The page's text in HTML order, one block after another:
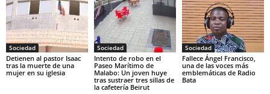
Sociedad
‎Detienen al pastor Isaac
tras la muerte de una
mujer en su iglesia‎
Sociedad
Intento de robo en el
Paseo Marítimo de
Malabo: Un joven huye
tras sustraer tres sillas de
la cafetería Beirut
Sociedad
Fallece Ángel Francisco,
una de las voces más
emblemáticas de Radio
Bata